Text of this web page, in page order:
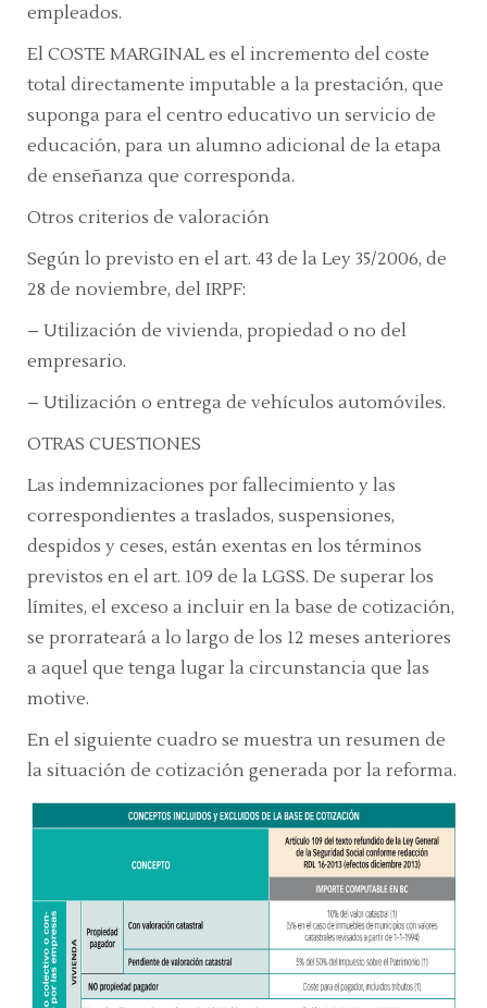
empleados.
El COSTE MARGINAL es el incremento del coste
total directamente imputable a la prestación, que
suponga para el centro educativo un servicio de
educación, para un alumno adicional de la etapa
de enseñanza que corresponda.
Otros criterios de valoración
Según lo previsto en el art. 43 de la Ley 35/2006, de
28 de noviembre, del IRPF:
– Utilización de vivienda, propiedad o no del
empresario.
– Utilización o entrega de vehículos automóviles.
OTRAS CUESTIONES
Las indemnizaciones por fallecimiento y las
correspondientes a traslados, suspensiones,
despidos y ceses, están exentas en los términos
previstos en el art. 109 de la LGSS. De superar los
límites, el exceso a incluir en la base de cotización,
se prorrateará a lo largo de los 12 meses anteriores
a aquel que tenga lugar la circunstancia que las
motive.
En el siguiente cuadro se muestra un resumen de
la situación de cotización generada por la reforma.